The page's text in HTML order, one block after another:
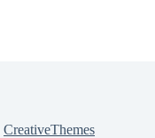
CreativeThemes